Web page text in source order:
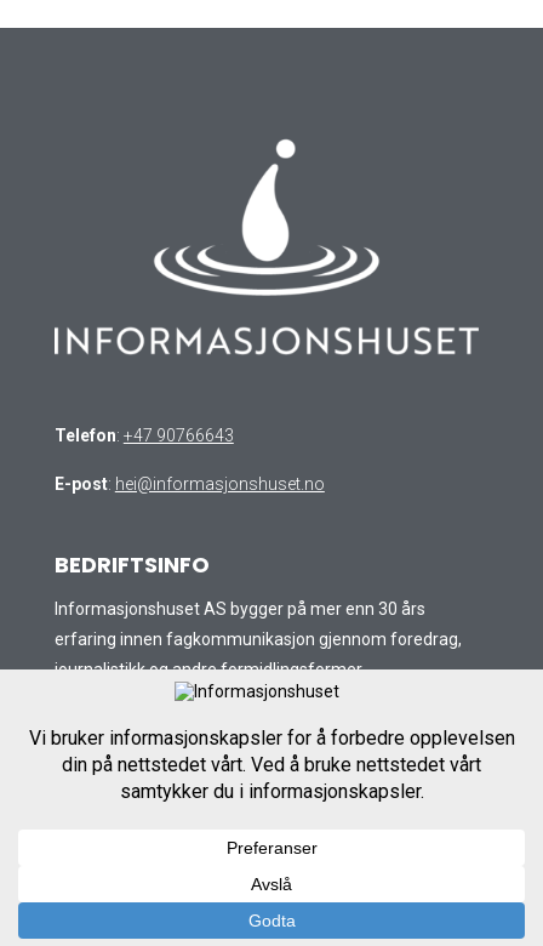
Telefon: +47 90766643
E-post: hei@informasjonshuset.no
BEDRIFTSINFO
Informasjonshuset AS bygger på mer enn 30 års
erfaring innen fagkommunikasjon gjennom foredrag,
journalistikk og andre formidlingsformer.
VI TILBYR